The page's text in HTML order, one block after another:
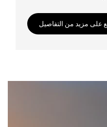
على مزيد من التفاصيل